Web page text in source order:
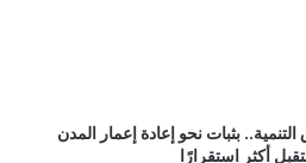
بثبات نحو إعادة إعمار المدن
أكثر استقرارًا